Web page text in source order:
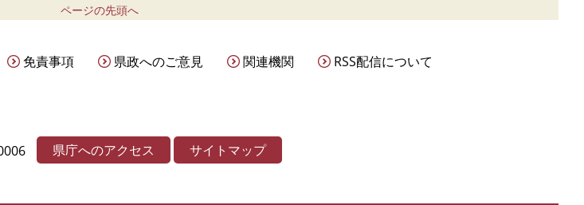
ページの先頭へ
免責事項 県政へのご意見 関連機関 RSS配信について
県庁へのアクセス サイトマップ